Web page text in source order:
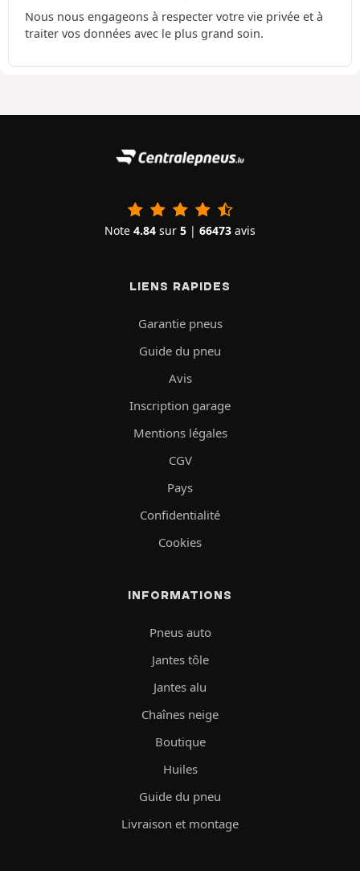
Nous nous engageons à respecter votre vie privée et à
traiter vos données avec le plus grand soin.
Note 4.84 sur 5 | 66473 avis
LIENS RAPIDES
Garantie pneus
Guide du pneu
Avis
Inscription garage
Mentions légales
CGV
Pays
Confidentialité
Cookies
INFORMATIONS
Pneus auto
Jantes tôle
Jantes alu
Chaînes neige
Boutique
Huiles
Guide du pneu
Livraison et montage